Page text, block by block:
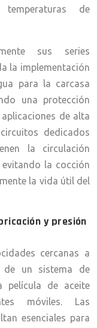
de
sus series
la implementación
para la carcasa
una protección
de alta
dedicados
la circulación
la cocción
la vida útil del
y presión
cercanas a
de un sistema de
película de aceite
móviles. Las
esenciales para